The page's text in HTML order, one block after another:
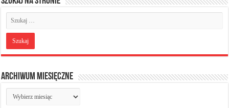
Archiwum miesięczne
Archiwum
miesięczne